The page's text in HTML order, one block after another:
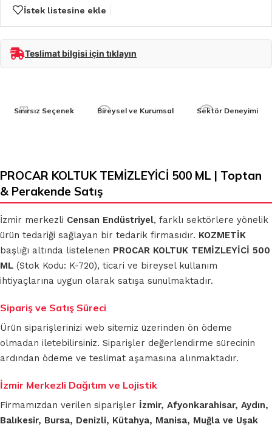
İstek listesine ekle
Teslimat bilgisi için tıklayın
Sınırsız Seçenek Bireysel ve Kurumsal Sektör Deneyimi
PROCAR KOLTUK TEMİZLEYİCİ 500 ML | Toptan
& Perakende Satış
İzmir merkezli Censan Endüstriyel, farklı sektörlere yönelik
ürün tedariği sağlayan bir tedarik firmasıdır. KOZMETİK
başlığı altında listelenen PROCAR KOLTUK TEMİZLEYİCİ 500
ML (Stok Kodu: K-720), ticari ve bireysel kullanım
ihtiyaçlarına uygun olarak satışa sunulmaktadır.
Sipariş ve Satış Süreci
Ürün siparişlerinizi web sitemiz üzerinden ön ödeme
olmadan iletebilirsiniz. Siparişler değerlendirme sürecinin
ardından ödeme ve teslimat aşamasına alınmaktadır.
İzmir Merkezli Dağıtım ve Lojistik
Firmamızdan verilen siparişler İzmir, Afyonkarahisar, Aydın,
Balıkesir, Bursa, Denizli, Kütahya, Manisa, Muğla ve Uşak